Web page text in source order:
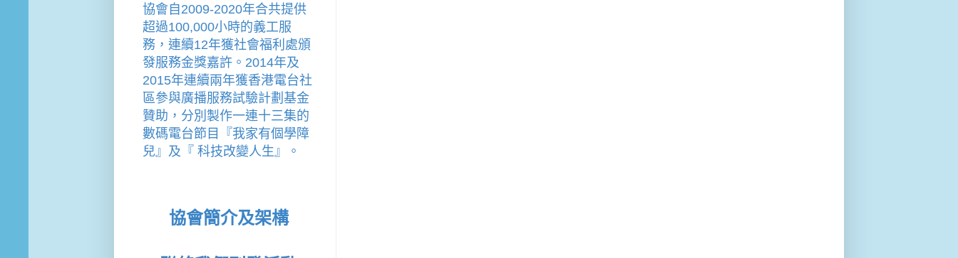
協會 自2009-2020年合共提供
超過100,000小時的義工服
務，連續12年獲社會福利處頒
發服務金獎嘉許。 2014年及
2015年連續兩年獲香港電台社
區參與廣播服務試驗計劃基金
贊助，分別製作一連十三集的
數碼電台節目『我家有個學障
兒』及『 科技改變人生』。
協會簡介及架構